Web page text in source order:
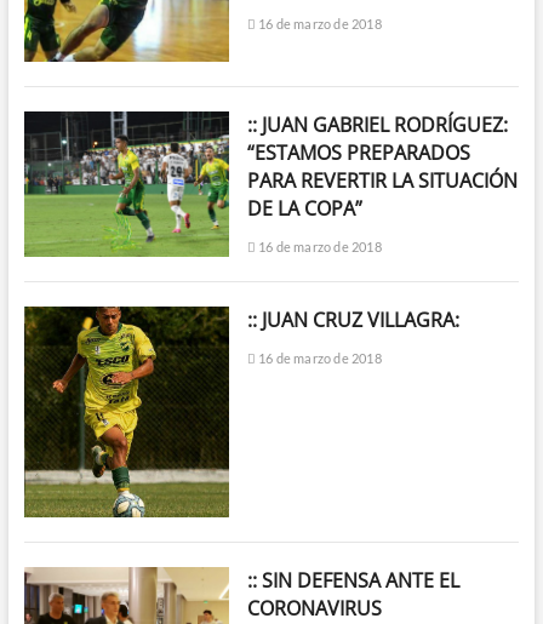
16 de marzo de 2018
:: JUAN GABRIEL RODRÍGUEZ:
“ESTAMOS PREPARADOS
PARA REVERTIR LA SITUACIÓN
DE LA COPA”
16 de marzo de 2018
:: JUAN CRUZ VILLAGRA:
16 de marzo de 2018
:: SIN DEFENSA ANTE EL
CORONAVIRUS